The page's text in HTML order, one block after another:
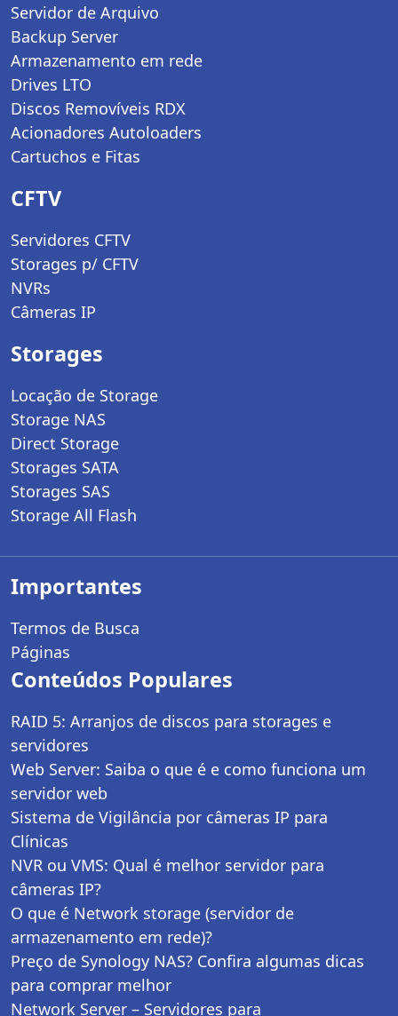
Servidor de Arquivo
Backup Server
Armazenamento em rede
Drives LTO
Discos Removíveis RDX
Acionadores Autoloaders
Cartuchos e Fitas
CFTV
Servidores CFTV
Storages p/ CFTV
NVRs
Câmeras IP
Storages
Locação de Storage
Storage NAS
Direct Storage
Storages SATA
Storages SAS
Storage All Flash
Importantes
Termos de Busca
Páginas
Conteúdos Populares
RAID 5: Arranjos de discos para storages e
servidores
Web Server: Saiba o que é e como funciona um
servidor web
Sistema de Vigilância por câmeras IP para
Clínicas
NVR ou VMS: Qual é melhor servidor para
câmeras IP?
O que é Network storage (servidor de
armazenamento em rede)?
Preço de Synology NAS? Confira algumas dicas
para comprar melhor
Network Server – Servidores para